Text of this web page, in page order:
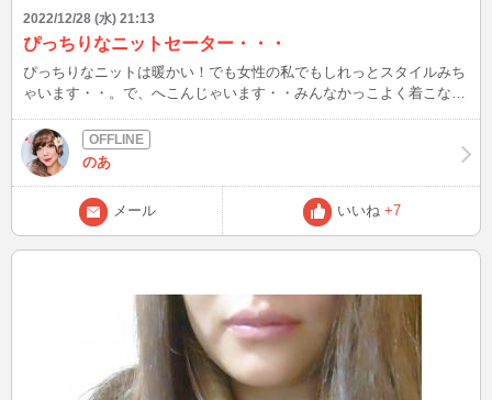
2022/12/28 (水) 21:13
ぴっちりなニットセーター・・・
ぴっちりなニットは暖かい！でも女性の私でもしれっとスタイルみち
ゃいます・・。で、へこんじゃいます・・みんなかっこよく着こなし
ね！うん、これでいい。これが私だと胸を張ってあるこう！姿勢のい
いひとは男女問わずカッコいいですからね！年末お忙しいあなたにほ
っとしてもらえるよな存在でいれますように・・どうかお体にお気を
つけて・・・
のあ
メール いいね +7